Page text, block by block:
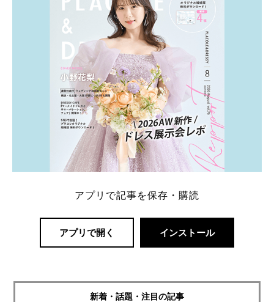
アプリで記事を保存・購読
アプリで開く インストール
新着・話題・注目の記事